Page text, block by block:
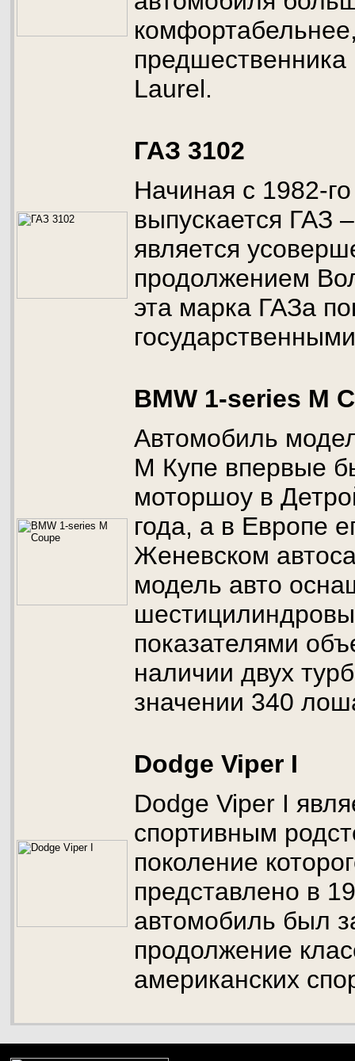
Laurel.
ГАЗ 3102
Начиная с 1982-
выпускается ГАЗ
является
продолжением
эта марка ГАЗа
BMW 1-series M
Автомобиль
М Купе впервые
моторшоу в
года, а в Европе
Женевском
модель авто
показателями
наличии двух
значении 340
Dodge Viper I
Dodge Viper I
спортивным
поколение
представлено в
автомобиль был
продолжение
американских